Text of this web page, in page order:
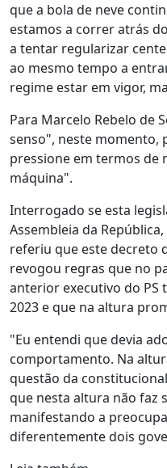
que a bola de neve
estamos a correr atrás
a tentar regularizar
ao mesmo tempo a
regime estar em vigor,
Para Marcelo Rebelo de
senso", neste momento,
pressione em termos de
máquina".
Interrogado se esta
Assembleia da
referiu que este decreto
revogou regras que no
anterior executivo do PS
2023 e que na altura
"Eu entendi que devia
comportamento. Na
questão da
que nesta altura não faz
manifestando a
diferentemente dois